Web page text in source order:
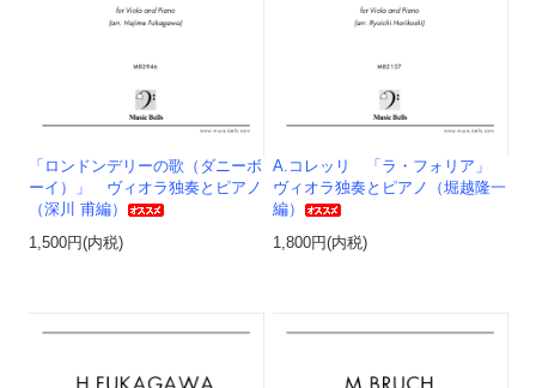
「ロンドンデリーの歌（ダニーボ
ーイ）」 ヴィオラ独奏とピアノ
（深川 甫編）
1,500円(内税)
A.コレッリ 「ラ・フォリア」
ヴィオラ独奏とピアノ（堀越隆一
編）
1,800円(内税)